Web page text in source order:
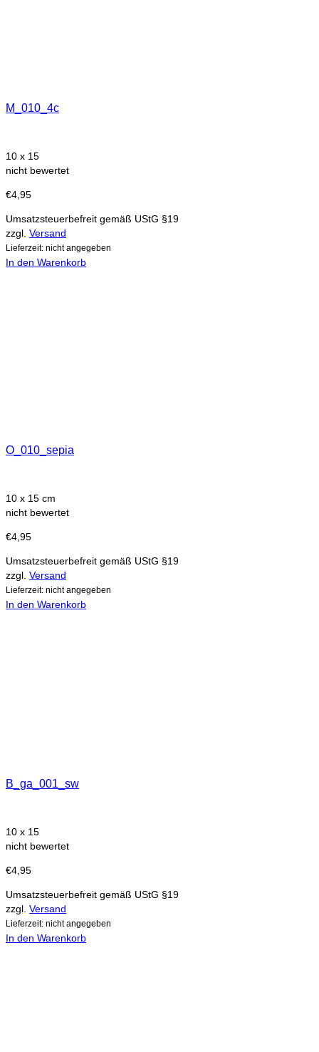
M_010_4c
10 x 15
nicht bewertet
€4,95
Umsatzsteuerbefreit gemäß UStG §19
zzgl. Versand
Lieferzeit: nicht angegeben
In den Warenkorb
O_010_sepia
10 x 15 cm
nicht bewertet
€4,95
Umsatzsteuerbefreit gemäß UStG §19
zzgl. Versand
Lieferzeit: nicht angegeben
In den Warenkorb
B_ga_001_sw
10 x 15
nicht bewertet
€4,95
Umsatzsteuerbefreit gemäß UStG §19
zzgl. Versand
Lieferzeit: nicht angegeben
In den Warenkorb